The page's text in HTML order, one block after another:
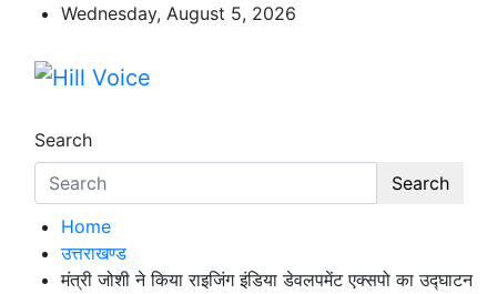
content
Wednesday, August 5, 2026
Search
Search
Home
उत्तराखण्ड
मंत्री जोशी ने किया राइजिंग इंडिया डेवलपमेंट एक्सपो का उद्घाटन